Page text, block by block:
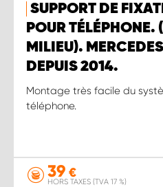
SUPPORT DE
POUR TÉLÉPHONE.
MILIEU).
DEPUIS 2014.
Montage très facile du
téléphone.
39 €
HORS TAXES (TVA 17 %)